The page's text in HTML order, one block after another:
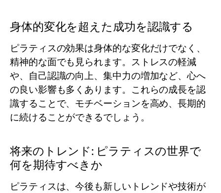
身体的変化を超えた成功を認識する
ピラティスの効果は身体的な変化だけでなく、
精神的な面でも見られます。ストレスの軽減
や、自己認識の向上、集中力の増加など、心へ
の良い影響も多くあります。これらの成長を認
識することで、モチベーションを高め、長期的
に続けることができるでしょう。
将来のトレンド: ピラティスの世界で
何を期待すべきか
ピラティスは、今後も新しいトレンドや技術が